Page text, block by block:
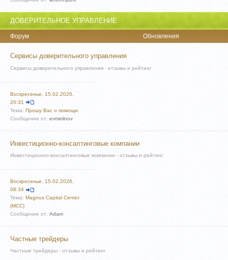
ДОВЕРИТЕЛЬНОЕ УПРАВЛЕНИЕ
Форум Обновления
Сервисы доверительного управления
Сервисы доверительного управления - отзывы и рейтинг
Воскресенье, 15.02.2026,
20:31
Тема:Пpoшу Вac о пoмoщи.
Сообщение от:evmelinov
Инвестиционно-консалтинговые компании
Инвестиционно-консалтинговые компании - отзывы и рейтинг
Воскресенье, 15.02.2026,
08:34
Тема:Magnus Capital Center
(MCC)
Сообщение от:Adam
Частные трейдеры
Частные трейдеры - отзывы и рейтинг